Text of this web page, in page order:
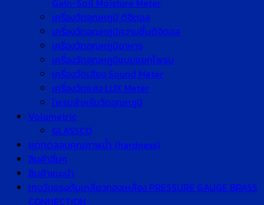
Gain-Soil Moisture Meter
เครื่องวัดอุณหภูมิ ดิจิตอล
เครื่องวัดอุณหภูมิความชื้นดิจิตอล
เครื่องวัดอุณหภูมิอาหาร
เครื่องวัดอุณหภูมิแบบแยกโพรบ
เครื่องวัดเสียง Sound Meter
เครื่องวัดแสง LUX Meter
โพรบสำหรับวัดอุณหภูมิ
Volumetric
GLASSCO
ชุดทดสอบคุณภาพน้ำ (hardness)
สินค้าอื่นๆ
สินค้าแนะนำ
เกจวัดแรงดันเกลียวทองเหลือง PRESSURE GAUGE BRASS
CONNECTION